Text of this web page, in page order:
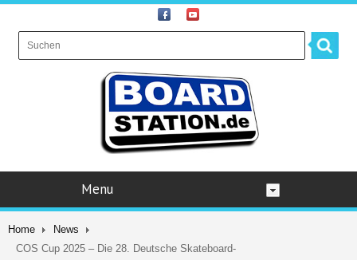
Menu
Home
News
COS Cup 2025 – Die 28. Deutsche Skateboard-